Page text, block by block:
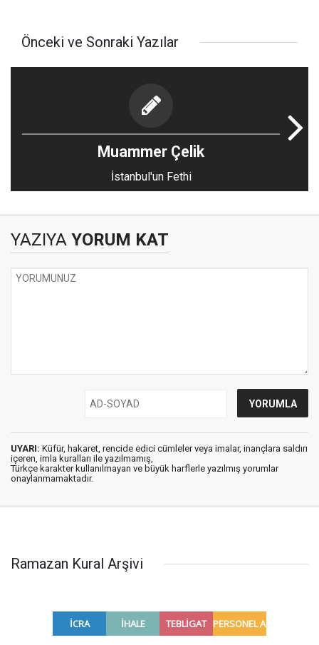
Önceki ve Sonraki Yazılar
Muammer Çelik
İstanbul'un Fethi
YAZIYA YORUM KAT
UYARI: Küfür, hakaret, rencide edici cümleler veya imalar, inançlara saldırı
içeren, imla kuralları ile yazılmamış,
Türkçe karakter kullanılmayan ve büyük harflerle yazılmış yorumlar
onaylanmamaktadır.
Ramazan Kural Arşivi